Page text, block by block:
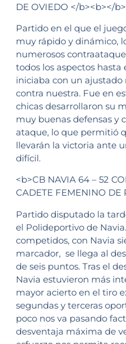
DE OVIEDO </b><b></b>
Partido en el que el
muy rápido y dinámico,
numerosos
todos los aspectos
iniciaba con un ajustado
contra nuestra. Fue en
chicas desarrollaron su
muy buenas defensas y
ataque, lo que permitió
llevarán la victoria ante
difícil.
<b>CB NAVIA 64 – 52
CADETE FEMENINO DE
Partido disputado la
el Polideportivo de
competidos, con Navia
marcador, se llega al
de seis puntos. Tras el
Navia estuvieron más
mayor acierto en el tiro
segundas y terceras
poco nos va pasando
desventaja máxima de